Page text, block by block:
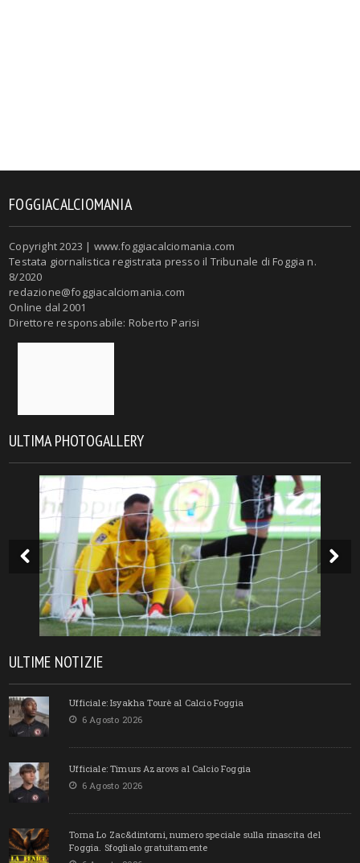
FOGGIACALCIOMANIA
Copyright 2023 | www.foggiacalciomania.com
Testata giornalistica registrata presso il Tribunale di Foggia n.
8/2020
redazione@foggiacalciomania.com
Online dal 2001
Direttore responsabile: Roberto Parisi
ULTIMA PHOTOGALLERY
ULTIME NOTIZIE
Ufficiale: Isyakha Tourè al Calcio Foggia
6 Agosto 2026
Ufficiale: Timurs Azarovs al Calcio Foggia
6 Agosto 2026
Torna Lo Zac&dintorni, numero speciale sulla rinascita del
Foggia. Sfoglialo gratuitamente